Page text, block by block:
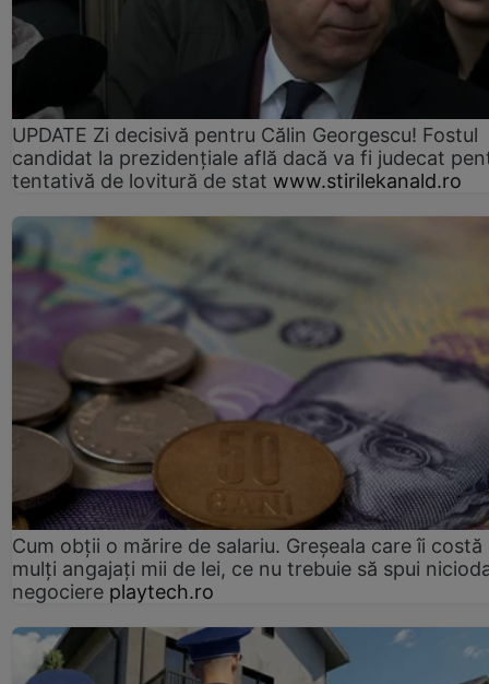
UPDATE Zi decisivă pentru Călin Georgescu! Fostul
candidat la prezidențiale află dacă va fi judecat
tentativă de lovitură de stat www.stirilekanald.ro
Cum obții o mărire de salariu. Greșeala care îi costă
mulți angajați mii de lei, ce nu trebuie să spui
negociere playtech.ro